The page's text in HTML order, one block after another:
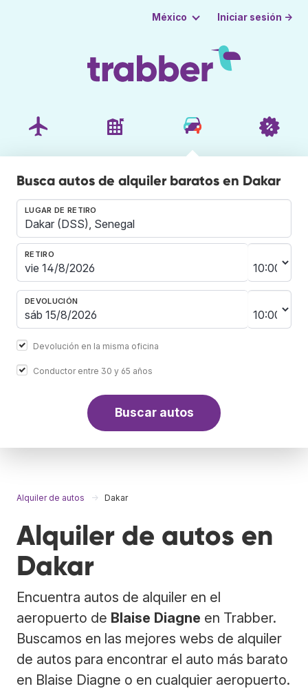
México Iniciar sesión →
Busca autos de alquiler baratos en Dakar
LUGAR DE RETIRO
RETIRO
DEVOLUCIÓN
Devolución en la misma oficina
Conductor entre 30 y 65 años
Buscar autos
Alquiler de autos Dakar
Alquiler de autos en
Dakar
Encuentra autos de alquiler en el
aeropuerto de Blaise Diagne en Trabber.
Buscamos en las mejores webs de alquiler
de autos para encontrar el auto más barato
en Blaise Diagne o en cualquier aeropuerto.